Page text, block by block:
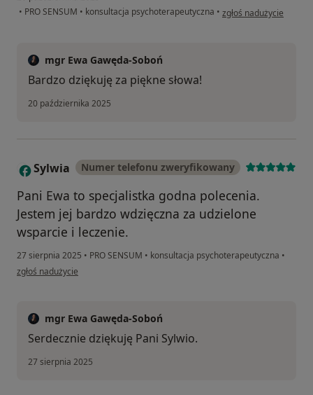
• PRO SENSUM • konsultacja psychoterapeutyczna • w opinii użytkownika
zgłoś nadużycie
mgr Ewa Gawęda-Soboń
Bardzo dziękuję za piękne słowa!
20 października 2025
S Sylwia Numer telefonu zweryfikowany
Pani Ewa to specjalistka godna polecenia.
Jestem jej bardzo wdzięczna za udzielone
wsparcie i leczenie.
27 sierpnia 2025 • PRO SENSUM • konsultacja psychoterapeutyczna •
w opinii użytkownika Sylwia
zgłoś nadużycie
mgr Ewa Gawęda-Soboń
Serdecznie dziękuję Pani Sylwio.
27 sierpnia 2025